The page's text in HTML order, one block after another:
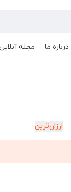
درباره ما مجله آنلاین
ارزان‌ترین